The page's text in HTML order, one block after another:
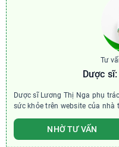
Tư
Dược
Dược sĩ Lương Thị Nga phụ
sức khỏe trên website của nhà
NHỜ TƯ VẤN